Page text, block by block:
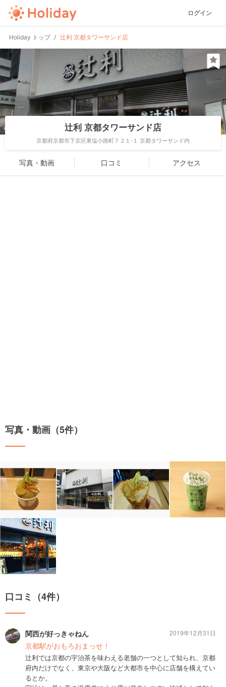
ログイン
Holiday トップ 辻利 京都タワーサンド店
辻利 京都タワーサンド店
京都府京都市下京区東塩小路町７２１-１ 京都タワーサンド内
写真・動画 口コミ アクセス
写真・動画（5件）
口コミ（4件）
関西が好っきゃねん
京都駅がおもろおまっせ！
辻利では京都の宇治茶を味わえる老舗の一つとして知られ、京都
府内だけでなく、東京や大阪など大都市を中心に店舗を構えてい
るとか。
2019年12月31日